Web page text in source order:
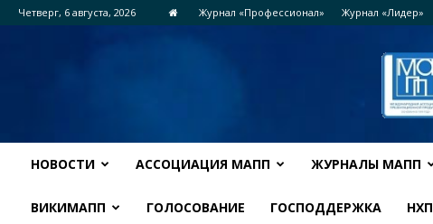
Четверг, 6 августа, 2026 Журнал «Профессионал» Журнал «Лидер»
НОВОСТИ АССОЦИАЦИЯ МАПП ЖУРНАЛЫ МАПП
ВИКИМАПП ГОЛОСОВАНИЕ ГОСПОДДЕРЖКА НХП